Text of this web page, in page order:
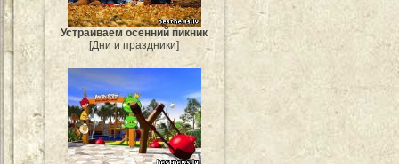
Устраиваем осенний пикник
[Дни и праздники]